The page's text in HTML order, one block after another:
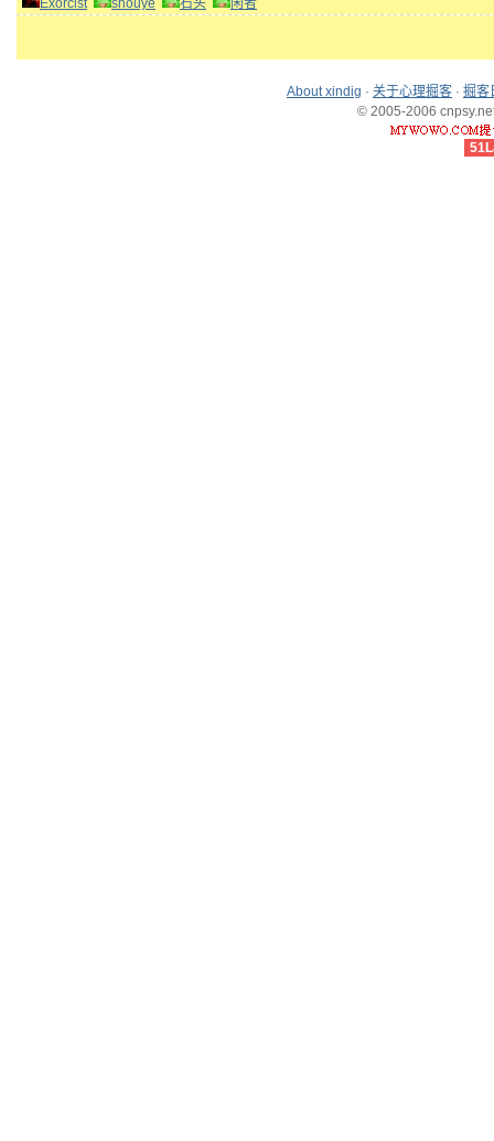
Exorcist shouye 石头 闲者
About xindig · 关于心理掘客 · 掘客
© 2005-2006